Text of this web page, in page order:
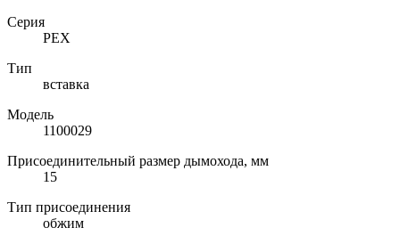
Серия
PEX
Тип
вставка
Модель
1100029
Присоединительный размер дымохода, мм
15
Тип присоединения
обжим